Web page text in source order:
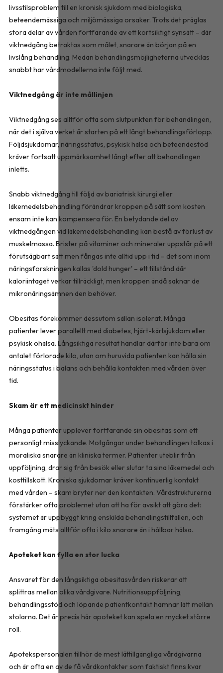
livsstilsproblem till en kronisk sjukdom med biologiska,
beteendemässiga och miljömässiga orsaker. Trots det präglas
stora delar av vården fortfarande av ett kortsiktigt synsätt – där
viktnedgång betraktas som målet, snarare än början på en
livslång behandling. Medan behandlingsmöjligheterna utvecklas
snabbt har vårdmodellerna inte följt med.
Viktnedgång är inte mållinjen
Viktnedgång ses alltför ofta som slutpunkten för behandlingen,
när det i själva verket är starten på ett långt behandlingsförlopp.
Följdsjukdomar, näringsstatus, psykisk hälsa och beteendestöd
kräver fortsatt uppmärksamhet långt efter att behandlingen
inletts.
Snabb viktnedgång till följd av bariatrisk kirurgi eller
läkemedelsbehandling förändrar kroppen på sätt som kosten
ensam inte kan kompensera för. En betydande del av
viktnedgången vid läkemedelsbehandling kan bestå av förlust av
muskelmassa. Brister på vitaminer och mineraler uppstår på ett
förutsägbart sätt men fångas inte alltid upp i tid – det som inom
näringsforskningen kallas 'dold hunger' – ett tillstånd där
kaloriintaget verkar tillräckligt, men kroppen ändå saknar de
mikronäringsämnen den behöver.
Obesitas förekommer dessutom sällan isolerat. Många
patienter lever parallellt med diabetes, hjärt-kärlsjukdom eller
psykisk ohälsa. Långsiktiga resultat handlar därför inte bara om
antalet förlorade kilo, utan om huruvida patienten kan hålla sin
näringsstatus i balans och behålla kontakten med vården över
tid.
Skam är ett medicinskt hinder
Många patienter upplever fortfarande sin obesitas som ett
personligt misslyckande. Motgångar under behandlingen tolkas i
moraliska snarare än kliniska termer. Patienter uteblir från
uppföljning, drar sig från besök eller slutar ta sina läkemedel och
kosttillskott. Kroniska sjukdomar kräver kontinuerlig kontakt
med vården – skam bryter ner den kontakten. Vårdstrukturerna
förstärker ofta problemet utan att ha för avsikt att göra det:
systemet är uppbyggt kring enskilda behandlingstillfällen, och
framgång mäts alltför ofta i kilo snarare än i hållbar hälsa.
Apoteket kan fylla en stor lucka
Ansvaret för den långsiktiga obesitasvården riskerar att
splittras mellan olika vårdgivare. Nutritionsuppföljning,
behandlingsstöd och löpande patientkontakt hamnar lätt mellan
stolarna. Det är precis här apoteket kan spela en mycket större
roll.
Apotekspersonalen tillhör de mest lättillgängliga vårdgivarna
och är ofta en av de få vårdkontakter som faktiskt finns kvar